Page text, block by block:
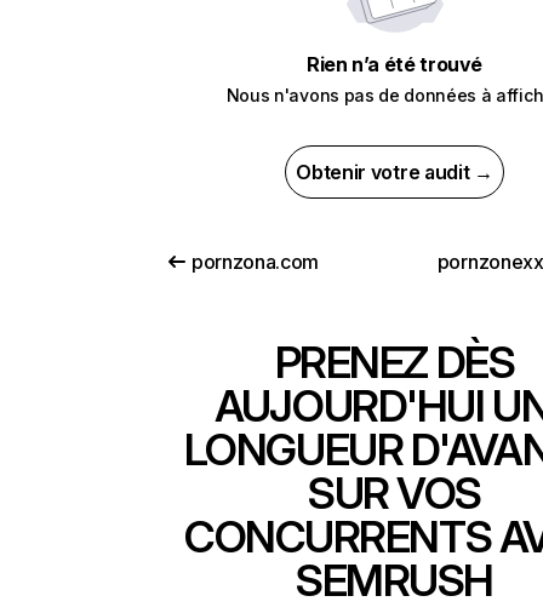
Rien n’a été trouvé
Nous n'avons pas de données à
Obtenir votre audit →
pornzona.com
PRENEZ DÈS
AUJOURD'HUI
LONGUEUR
SUR VOS
CONCURRENTS
SEMRUSH